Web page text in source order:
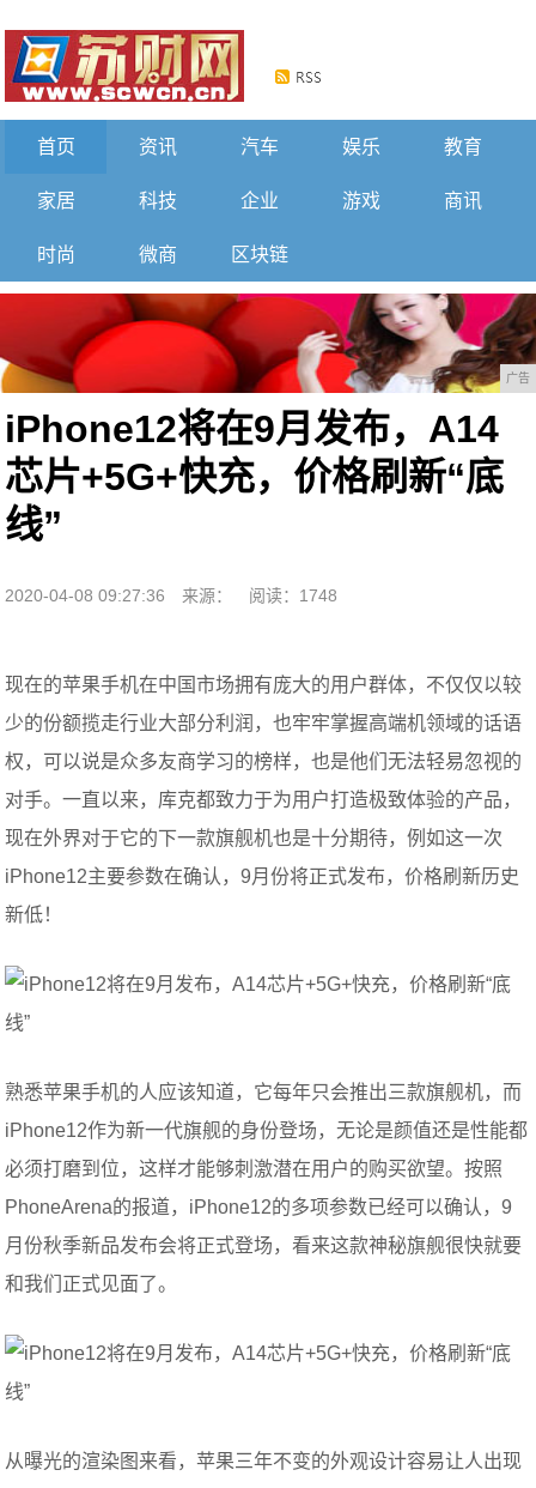
首页 资讯 汽车 娱乐 教育
家居 科技 企业 游戏 商讯
时尚 微商 区块链
广告
iPhone12将在9月发布，A14
芯片+5G+快充，价格刷新“底
线”
2020-04-08 09:27:36 来源： 阅读：1748
现在的苹果手机在中国市场拥有庞大的用户群体，不仅仅以较
少的份额揽走行业大部分利润，也牢牢掌握高端机领域的话语
权，可以说是众多友商学习的榜样，也是他们无法轻易忽视的
对手。一直以来，库克都致力于为用户打造极致体验的产品，
现在外界对于它的下一款旗舰机也是十分期待，例如这一次
iPhone12主要参数在确认，9月份将正式发布，价格刷新历史
新低！
熟悉苹果手机的人应该知道，它每年只会推出三款旗舰机，而
iPhone12作为新一代旗舰的身份登场，无论是颜值还是性能都
必须打磨到位，这样才能够刺激潜在用户的购买欲望。按照
PhoneArena的报道，iPhone12的多项参数已经可以确认，9
月份秋季新品发布会将正式登场，看来这款神秘旗舰很快就要
和我们正式见面了。
从曝光的渲染图来看，苹果三年不变的外观设计容易让人出现